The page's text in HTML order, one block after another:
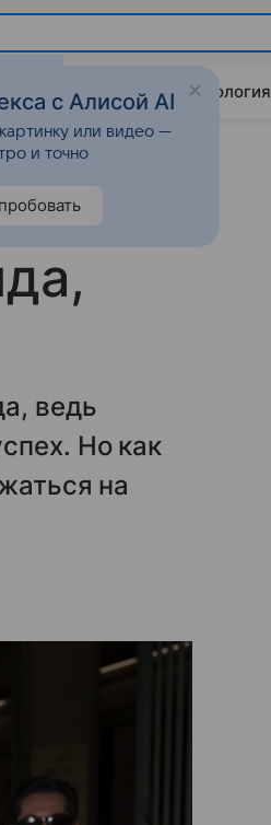
Стиль жизни Психология
ведь
Но как
на
с Алисой AI
или видео —
и точно